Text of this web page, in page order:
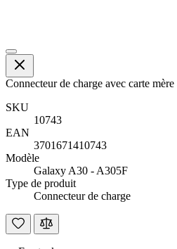
Connecteur de charge avec carte
SKU
10743
EAN
3701671410743
Modèle
Galaxy A30 - A305F
Type de produit
Connecteur de charge